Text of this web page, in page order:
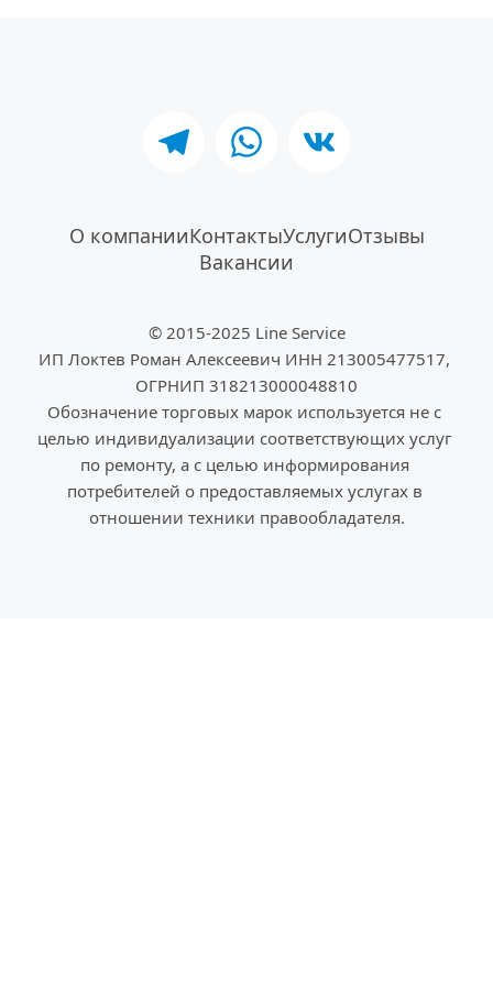
О компанииКонтактыУслугиОтзывы
Вакансии
© 2015-2025 Line Service
ИП Локтев Роман Алексеевич ИНН 213005477517,
ОГРНИП 318213000048810
Обозначение торговых марок используется не с
целью индивидуализации соответствующих услуг
по ремонту, а с целью информирования
потребителей о предоставляемых услугах в
отношении техники правообладателя.